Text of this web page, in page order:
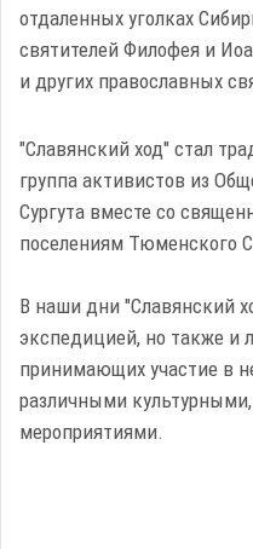
отдаленных уголках
святителей Филофея и
и других православных
"Славянский ход" стал
группа активистов из
Сургута вместе со
поселениям Тюменского
В наши дни "Славянский
экспедицией, но также и
принимающих участие в
различными
мероприятиями.